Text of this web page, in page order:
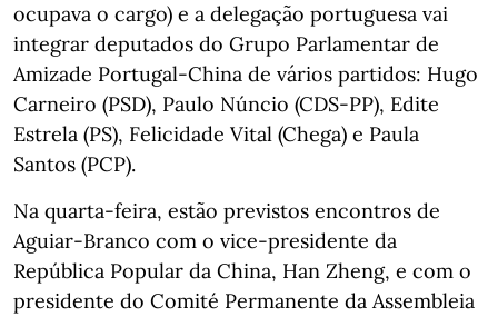
ocupava o cargo) e a delegação portuguesa vai
integrar deputados do Grupo Parlamentar de
Amizade Portugal-China de vários partidos: Hugo
Carneiro (PSD), Paulo Núncio (CDS-PP), Edite
Estrela (PS), Felicidade Vital (Chega) e Paula
Santos (PCP).
Na quarta-feira, estão previstos encontros de
Aguiar-Branco com o vice-presidente da
República Popular da China, Han Zheng, e com o
presidente do Comité Permanente da Assembleia